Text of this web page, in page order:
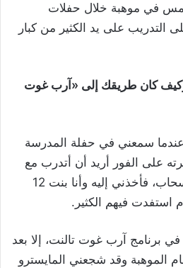
لمس في موهبة خلال حفلات
التدريب على يد الكثير من كبار
كان طريقك إلى «آرب غوت
سمعني في حفلة المدرسة
على الفور أريد أن أتدرب مع
المايسترو العظيم سليم سحاب، فأخذني إليه وأنا بنت 12
برنامج آرب غوت تالنت، إلا بعد
الموهبة وقد شجعني المايسترو